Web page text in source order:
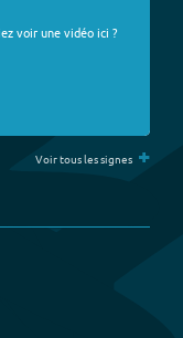
voir une vidéo ici ?
Voir tous les signes +